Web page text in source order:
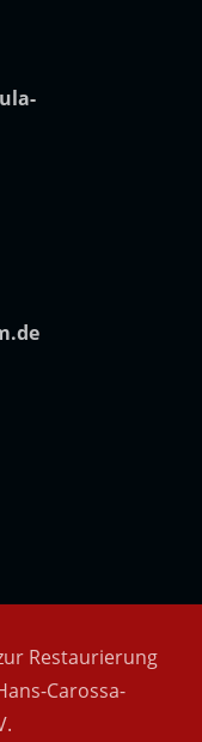
Restaurierung
Carossa-